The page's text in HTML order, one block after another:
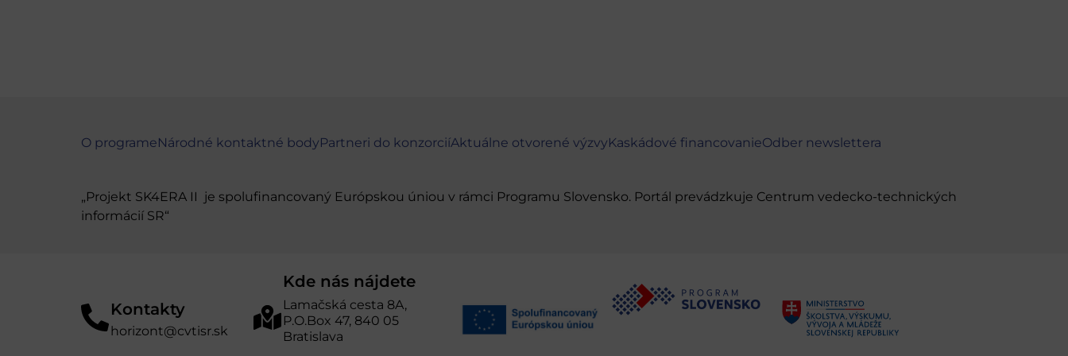
O programeNárodné kontaktné bodyPartneri do konzorciíAktuálne otvorené výzvyKaskádové financovanieOdber newslettera
„Projekt SK4ERA II je spolufinancovaný Európskou úniou v rámci Programu Slovensko. Portál prevádzkuje Centrum vedecko-technických
informácií SR“
Kontakty
horizont@cvtisr.sk
Kde nás nájdete
Lamačská cesta 8A,
P.O.Box 47, 840 05
Bratislava